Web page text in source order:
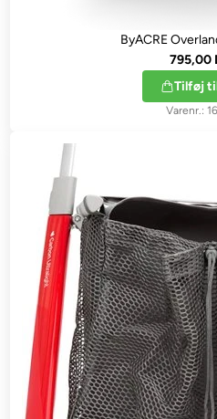
ByACRE
795,00
Tilføj